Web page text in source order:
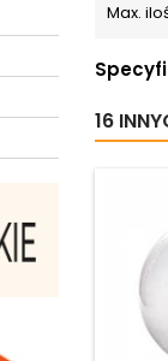
Max.
16